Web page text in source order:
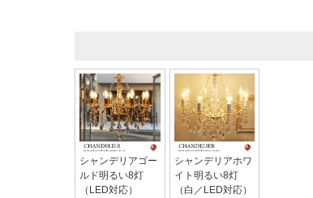
シャンデリアゴー
ルド明るい8灯
（LED対応）
シャンデリアホワ
イト明るい8灯
（白／LED対応）